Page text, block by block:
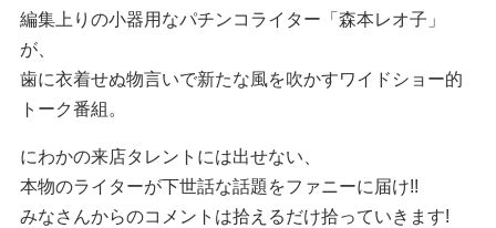
編集上りの小器用なパチンコライター「森本レオ子」
が、
歯に衣着せぬ物言いで新たな風を吹かすワイドショー的
トーク番組。
にわかの来店タレントには出せない、
本物のライターが下世話な話題をファニーに届け!!
みなさんからのコメントは拾えるだけ拾っていきます!